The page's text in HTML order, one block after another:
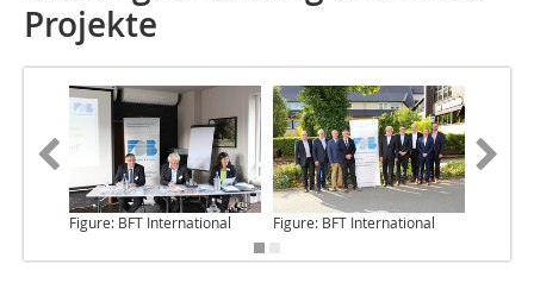
Projekte
Figure: BFT International Figure: BFT International